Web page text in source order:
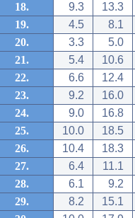
18.
9.3
13.3
19.
4.5
8.1
20.
3.3
5.0
21.
5.4
10.6
22.
6.6
12.4
23.
9.2
16.0
24.
9.0
16.8
25.
10.0
18.5
26.
10.4
18.3
27.
6.4
11.1
28.
6.1
9.2
29.
8.2
15.1